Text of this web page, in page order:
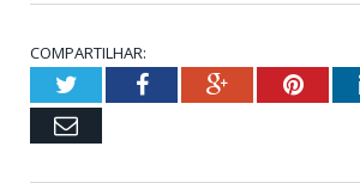
COMPARTILHAR:
TwitterFacebookGoogle+
Email